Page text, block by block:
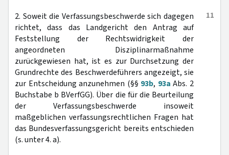
11
2. Soweit die Verfassungsbeschwerde sich dagegen
richtet, dass das Landgericht den Antrag auf
Feststellung der Rechtswidrigkeit der
angeordneten Disziplinarmaßnahme
zurückgewiesen hat, ist es zur Durchsetzung der
Grundrechte des Beschwerdeführers angezeigt, sie
zur Entscheidung anzunehmen (§§ 93b, 93a Abs. 2
Buchstabe b BVerfGG). Über die für die Beurteilung
der Verfassungsbeschwerde insoweit
maßgeblichen verfassungsrechtlichen Fragen hat
das Bundesverfassungsgericht bereits entschieden
(s. unter 4. a).